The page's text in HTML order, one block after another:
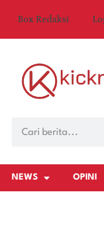
Box Redaksi
NEWS OPINI